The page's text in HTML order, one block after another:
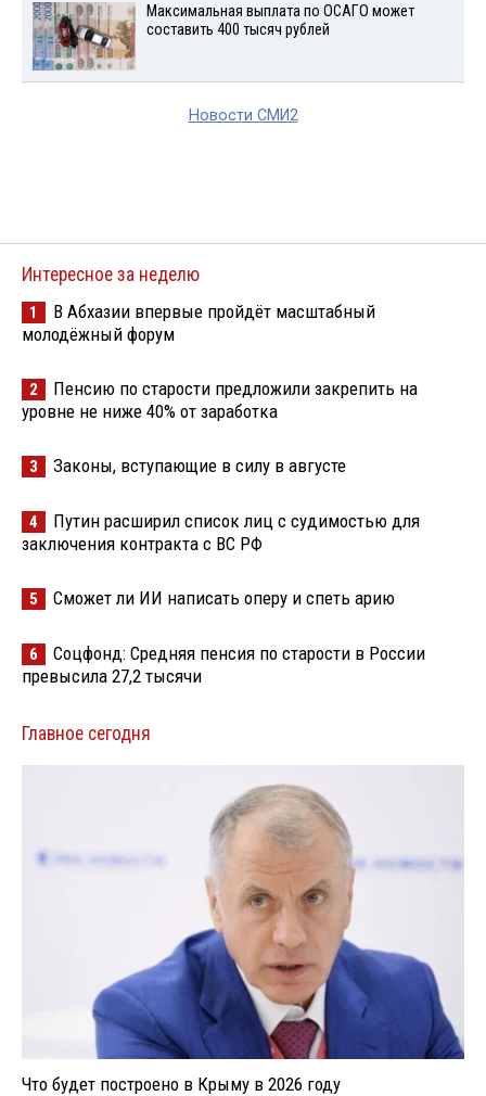
Максимальная выплата по ОСАГО может
составить 400 тысяч рублей
Новости СМИ2
Интересное за неделю
1
В Абхазии впервые пройдёт масштабный
молодёжный форум
2
Пенсию по старости предложили закрепить на
уровне не ниже 40% от заработка
3 Законы, вступающие в силу в августе
4
Путин расширил список лиц с судимостью для
заключения контракта с ВС РФ
5 Сможет ли ИИ написать оперу и спеть арию
6
Соцфонд: Средняя пенсия по старости в России
превысила 27,2 тысячи
Главное сегодня
Что будет построено в Крыму в 2026 году